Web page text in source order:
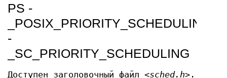
PS -
_POSIX_PRIORITY_SCHEDULING
-
_SC_PRIORITY_SCHEDULING
Доступен заголовочный файл <sched.h> .